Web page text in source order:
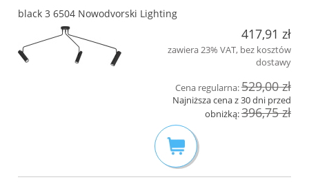
black 3 6504 Nowodvorski Lighting
417,91 zł
zawiera 23% VAT, bez kosztów
dostawy
Cena regularna:529,00 zł
Najniższa cena z 30 dni przed
obniżką:396,75 zł